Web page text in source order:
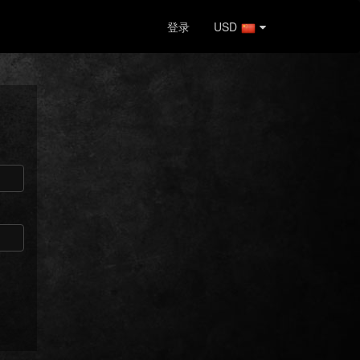
登录 USD